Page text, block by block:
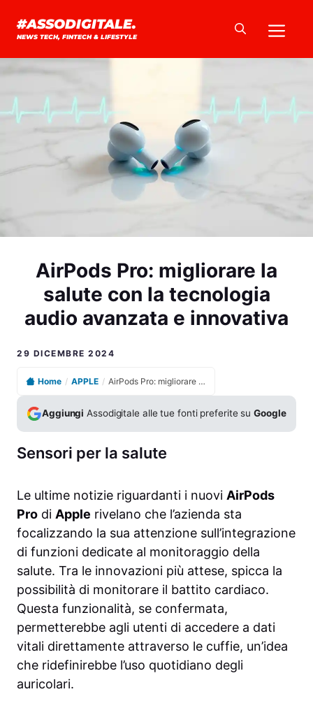
#ASSODIGITALE.
NEWS TECH, FINTECH & LIFESTYLE
AirPods Pro: migliorare la
salute con la tecnologia
audio avanzata e innovativa
29 DICEMBRE 2024
Home / APPLE / AirPods Pro: migliorare la salute con la tecnologia audio avanzata e innovativa
Aggiungi Assodigitale alle tue fonti preferite suGoogle
Sensori per la salute
Le ultime notizie riguardanti i nuovi AirPods
Pro di Apple rivelano che l’azienda sta
focalizzando la sua attenzione sull’integrazione
di funzioni dedicate al monitoraggio della
salute. Tra le innovazioni più attese, spicca la
possibilità di monitorare il battito cardiaco.
Questa funzionalità, se confermata,
permetterebbe agli utenti di accedere a dati
vitali direttamente attraverso le cuffie, un’idea
che ridefinirebbe l’uso quotidiano degli
auricolari.